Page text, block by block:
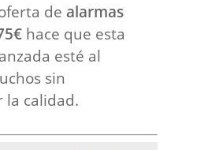
de alarmas
hace que esta
esté al
sin
la calidad.